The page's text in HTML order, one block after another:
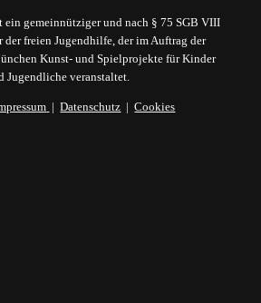
ein gemeinnütziger und nach § 75 SGB VIII
der freien Jugendhilfe, der im Auftrag der
Kunst- und Spielprojekte für Kinder
Jugendliche veranstaltet.
|Datenschutz |Cookies